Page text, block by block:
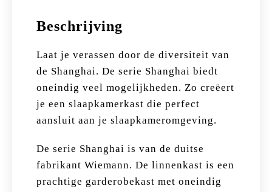
Beschrijving
Laat je verassen door de diversiteit van
de Shanghai. De serie Shanghai biedt
oneindig veel mogelijkheden. Zo creëert
je een slaapkamerkast die perfect
aansluit aan je slaapkameromgeving.
De serie Shanghai is van de duitse
fabrikant Wiemann. De linnenkast is een
prachtige garderobekast met oneindig